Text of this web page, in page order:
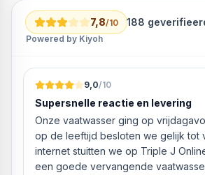
7,8/10 188
Powered by Kiyoh
9,0/10
Supersnelle reactie en levering
Onze vaatwasser ging op
op de leeftijd besloten we gelijk tot
internet stuitten we op Triple J
een goede vervangende